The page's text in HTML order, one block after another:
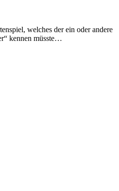
welches der ein oder andere
kennen müsste…